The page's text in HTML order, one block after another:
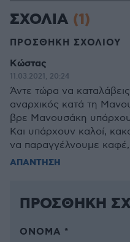
ΣΧΟΛΙΑ (1)
ΠΡΟΣΘΗΚΗ ΣΧΟΛΙΟΥ
Κώστας
11.03.2021, 20:24
Άντε τώρα να καταλάβεις
αναρχικός κατά τη
βρε Μανουσάκη
Και υπάρχουν καλοί,
να παραγγέλνουμε
ΑΠΑΝΤΗΣΗ
ΠΡΟΣΘΗΚΗ
ΌΝΟΜΑ *